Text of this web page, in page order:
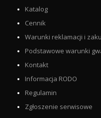
Katalog
Cennik
Warunki reklamacji i
Podstawowe warunki
Kontakt
Informacja RODO
Regulamin
Zgłoszenie serwisowe